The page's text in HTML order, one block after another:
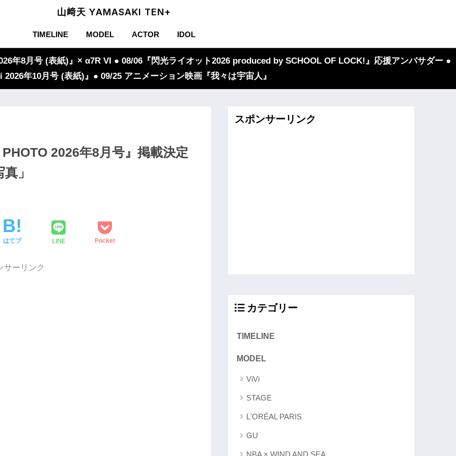
山﨑天 YAMASAKI TEN+
TIMELINE MODEL ACTOR IDOL
年8月号 (表紙)』× α7R VI ● 08/06『閃光ライオット2026 produced by SCHOOL OF LOCK!』応援アンバサダー ●
2026年10月号 (表紙)』● 09/25 アニメーション映画『我々は宇宙人』
2026年8月号』掲載決定
」
はてブ LINE Pocket
サーリンク
スポンサーリンク
カテゴリー
TIMELINE
MODEL
ViVi
STAGE
L'ORÉAL PARIS
GU
NBA × WIND AND SEA